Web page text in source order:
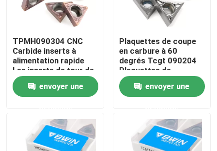
Maison
Des produits
À propos de nous
TPMH090304 CNC
Carbide inserts à
alimentation rapide
Les inserts de tour de
carbure
envoyer une
Plaquettes de coupe
en carbure à 60
degrés Tcgt 090204
Plaquettes de
tournage cnc
envoyer une